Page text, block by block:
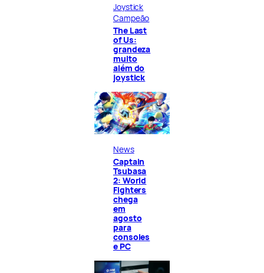
Joystick
Campeão
The Last
of Us:
grandeza
muito
além do
joystick
News
Captain
Tsubasa
2: World
Fighters
chega
em
agosto
para
consoles
e PC